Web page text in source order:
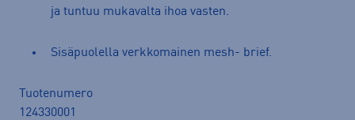
ja tuntuu mukavalta ihoa vasten.
Sisäpuolella verkkomainen mesh- brief.
Tuotenumero
124330001